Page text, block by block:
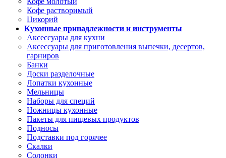
Кофе растворимый
Цикорий
Кухонные принадлежности и инструменты
Аксессуары для кухни
Аксессуары для приготовления выпечки, десертов,
гарниров
Банки
Доски разделочные
Лопатки кухонные
Мельницы
Наборы для специй
Ножницы кухонные
Пакеты для пищевых продуктов
Подносы
Подставки под горячее
Скалки
Солонки